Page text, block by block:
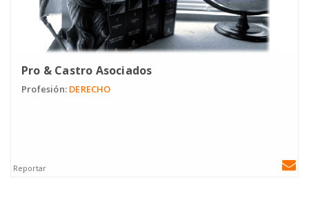
Pro & Castro Asociados
Profesión: DERECHO
Reportar